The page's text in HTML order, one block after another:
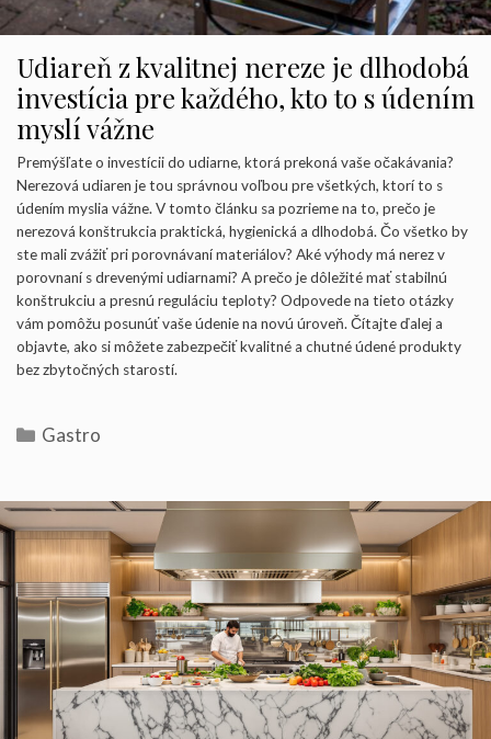
Udiareň z kvalitnej nereze je dlhodobá
investícia pre každého, kto to s údením
myslí vážne
Premýšľate o investícii do udiarne, ktorá prekoná vaše očakávania?
Nerezová udiaren je tou správnou voľbou pre všetkých, ktorí to s
údením myslia vážne. V tomto článku sa pozrieme na to, prečo je
nerezová konštrukcia praktická, hygienická a dlhodobá. Čo všetko by
ste mali zvážiť pri porovnávaní materiálov? Aké výhody má nerez v
porovnaní s drevenými udiarnami? A prečo je dôležité mať stabilnú
konštrukciu a presnú reguláciu teploty? Odpovede na tieto otázky
vám pomôžu posunúť vaše údenie na novú úroveň. Čítajte ďalej a
objavte, ako si môžete zabezpečiť kvalitné a chutné údené produkty
bez zbytočných starostí.
Kategórie
Gastro